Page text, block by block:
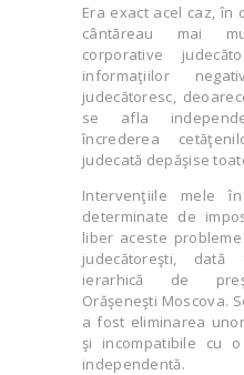
Era exact acel caz, în
cântăreau mai
corporative
informaţiilor
judecătoresc,
se afla
încrederea
judecată depăşise
Intervenţiile mele
determinate de
liber aceste
judecătoreşti,
ierarhică de
Orăşeneşti Moscova.
a fost eliminarea
şi incompatibile cu
independentă.